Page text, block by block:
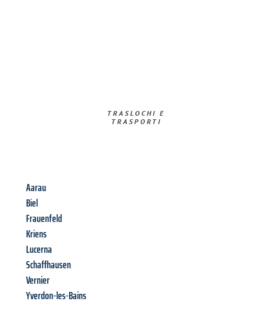
TRASLOCHI E
TRASPORTI​
Aarau
Biel
Frauenfeld
Kriens
Lucerna
Schaffhausen
Vernier
Yverdon-les-Bains